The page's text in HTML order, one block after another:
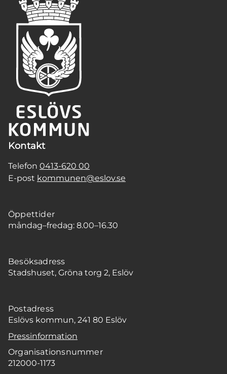
Kontakt
Telefon 0413-620 00
E-post kommunen@eslov.se
Öppettider
måndag–fredag: 8.00–16.30
Besöksadress
Stadshuset, Gröna torg 2, Eslöv
Postadress
Eslövs kommun, 241 80 Eslöv
Pressinformation
Organisationsnummer
212000-1173